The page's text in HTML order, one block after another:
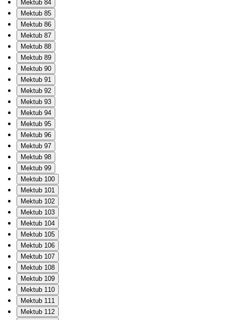
Mektub 84
Mektub 85
Mektub 86
Mektub 87
Mektub 88
Mektub 89
Mektub 90
Mektub 91
Mektub 92
Mektub 93
Mektub 94
Mektub 95
Mektub 96
Mektub 97
Mektub 98
Mektub 99
Mektub 100
Mektub 101
Mektub 102
Mektub 103
Mektub 104
Mektub 105
Mektub 106
Mektub 107
Mektub 108
Mektub 109
Mektub 110
Mektub 111
Mektub 112